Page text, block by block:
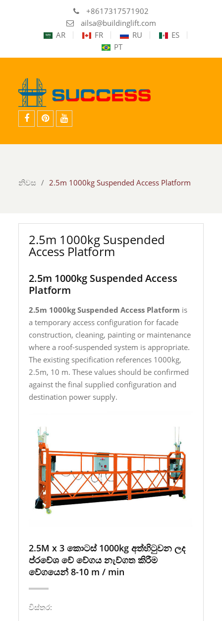
+8617317571902
ailsa@buildinglift.com
AR
FR RU
ES
PT
නිවස 2.5m 1000kg Suspended Access Platform
2.5m 1000kg Suspended
Access Platform
2.5m 1000kg Suspended Access
Platform
2.5m 1000kg Suspended Access Platform is
a temporary access configuration for facade
construction, cleaning, painting or maintenance
where a roof-suspended system is appropriate.
The existing specification references 1000kg,
2.5m, 10 m. These values should be confirmed
against the final supplied configuration and
destination power supply.
2.5M x 3 කොටස් 1000kg අත්හිටුවන ලද
ප්රවේශ වේ වේගය නැව්ගත කිරීම
වේගයෙන් 8-10 m / min
විස්තර: